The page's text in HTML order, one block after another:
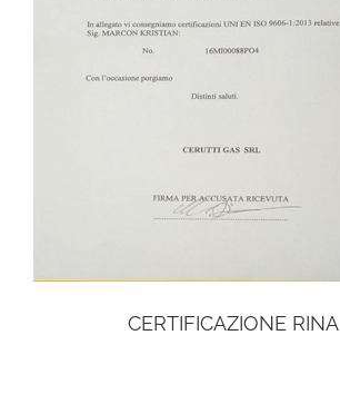
CERTIFICAZIONE RINA